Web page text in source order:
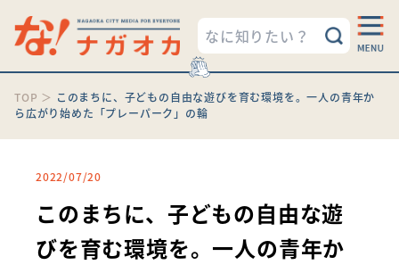
TOP ＞ このまちに、子どもの自由な遊びを育む環境を。一人の青年か
ら広がり始めた「プレーパーク」の輪
2022/07/20
このまちに、子どもの自由な遊
びを育む環境を。一人の青年か